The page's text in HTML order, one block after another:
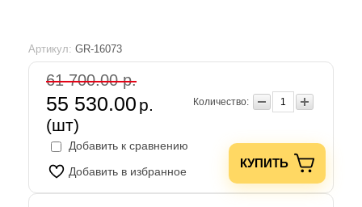
Артикул: GR-16073
61 700.00 р.
55 530.00 р.
(шт)
Количество:
Добавить к сравнению
Добавить в избранное
КУПИТЬ